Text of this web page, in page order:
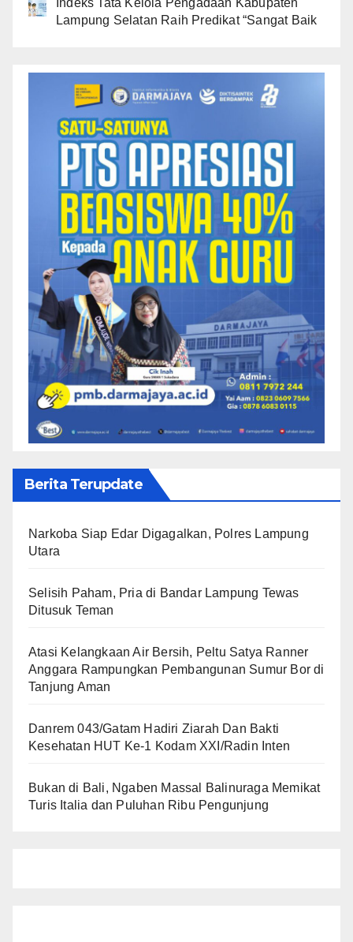
Lampung Selatan Raih Predikat “Sangat Baik
Berita Terupdate
Narkoba Siap Edar Digagalkan, Polres Lampung
Utara
Selisih Paham, Pria di Bandar Lampung Tewas
Ditusuk Teman
Atasi Kelangkaan Air Bersih, Peltu Satya Ranner
Anggara Rampungkan Pembangunan Sumur Bor di
Tanjung Aman
Danrem 043/Gatam Hadiri Ziarah Dan Bakti
Kesehatan HUT Ke-1 Kodam XXI/Radin Inten
Bukan di Bali, Ngaben Massal Balinuraga Memikat
Turis Italia dan Puluhan Ribu Pengunjung